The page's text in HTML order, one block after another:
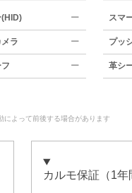
(HID) ー
ラ ー
ー
スマ
プッ
革シ
よって前後する場合があります
カルモ保証（1年